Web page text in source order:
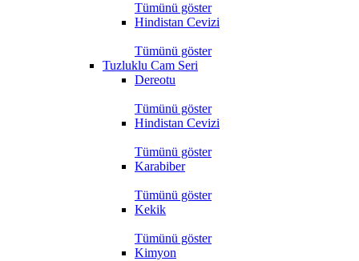
Tümünü göster
Hindistan Cevizi
Tümünü göster
Tuzluklu Cam Seri
Dereotu
Tümünü göster
Hindistan Cevizi
Tümünü göster
Karabiber
Tümünü göster
Kekik
Tümünü göster
Kimyon